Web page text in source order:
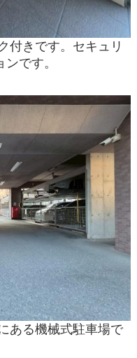
付きです。セキュリ
です。
ある機械式駐車場で